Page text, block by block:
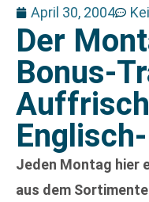
April 30, 2004
Der
Bonus-
Jeden Montag hier
aus dem